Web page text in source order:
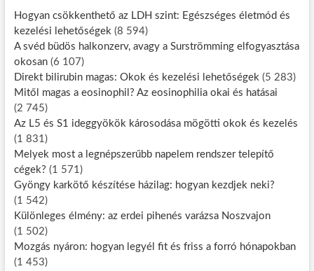
Hogyan csökkenthető az LDH szint: Egészséges életmód és
kezelési lehetőségek (8 594)
A svéd büdös halkonzerv, avagy a Surströmming elfogyasztása
okosan (6 107)
Direkt bilirubin magas: Okok és kezelési lehetőségek (5 283)
Mitől magas a eosinophil? Az eosinophilia okai és hatásai
(2 745)
Az L5 és S1 ideggyökök károsodása mögötti okok és kezelés
(1 831)
Melyek most a legnépszerűbb napelem rendszer telepítő
cégek? (1 571)
Gyöngy karkötő készítése házilag: hogyan kezdjek neki?
(1 542)
Különleges élmény: az erdei pihenés varázsa Noszvajon
(1 502)
Mozgás nyáron: hogyan legyél fit és friss a forró hónapokban
(1 453)